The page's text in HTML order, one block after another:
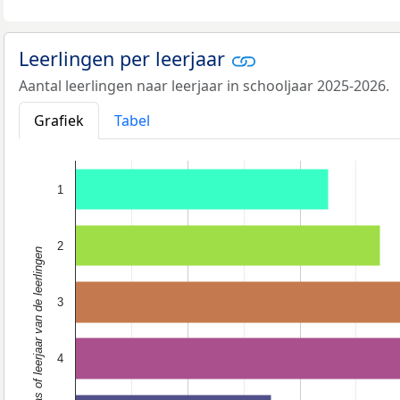
Leerlingen per leerjaar
Aantal leerlingen naar leerjaar in schooljaar 2025-2026.
Grafiek
Tabel
1
2
3
4
Klas of leerjaar van de leerlingen